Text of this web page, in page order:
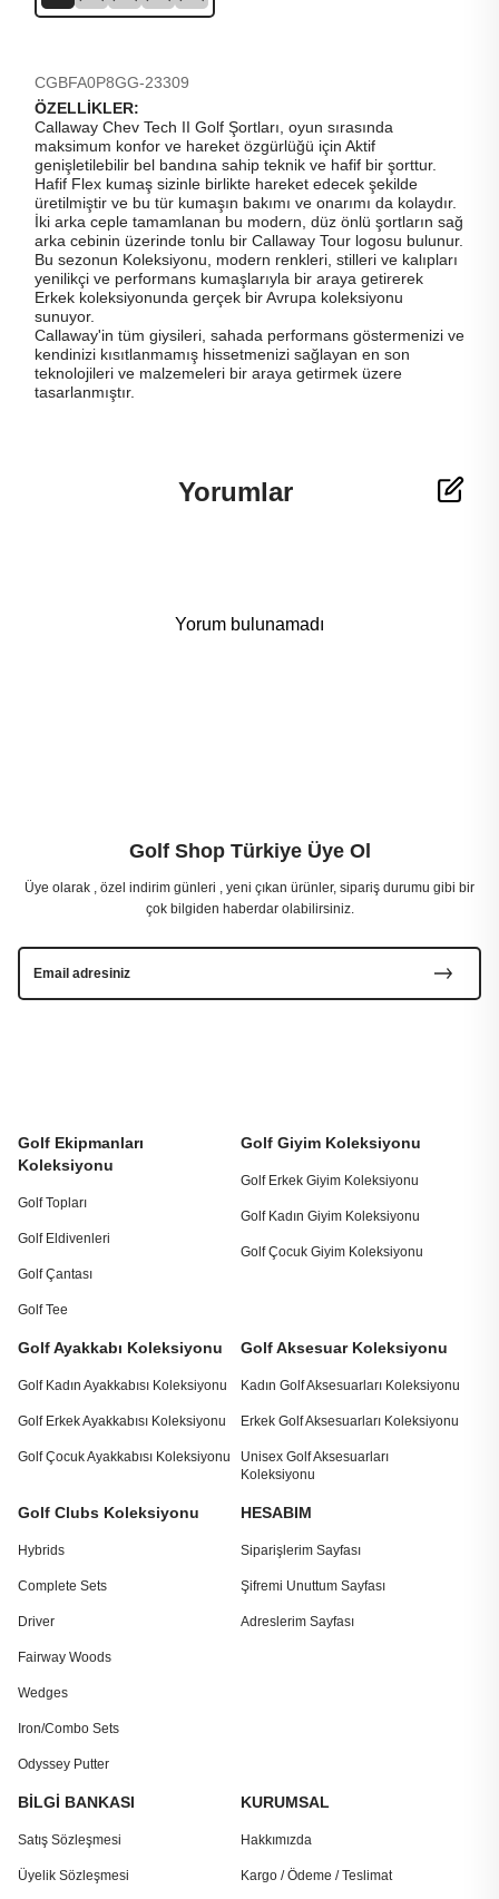
CGBFA0P8GG-23309
ÖZELLİKLER:
Callaway Chev Tech II Golf Şortları, oyun sırasında
maksimum konfor ve hareket özgürlüğü için Aktif
genişletilebilir bel bandına sahip teknik ve hafif bir şorttur.
Hafif Flex kumaş sizinle birlikte hareket edecek şekilde
üretilmiştir ve bu tür kumaşın bakımı ve onarımı da kolaydır.
İki arka ceple tamamlanan bu modern, düz önlü şortların sağ
arka cebinin üzerinde tonlu bir Callaway Tour logosu bulunur.
Bu sezonun Koleksiyonu, modern renkleri, stilleri ve kalıpları
yenilikçi ve performans kumaşlarıyla bir araya getirerek
Erkek koleksiyonunda gerçek bir Avrupa koleksiyonu
sunuyor.
Callaway'in tüm giysileri, sahada performans göstermenizi ve
kendinizi kısıtlanmamış hissetmenizi sağlayan en son
teknolojileri ve malzemeleri bir araya getirmek üzere
tasarlanmıştır.
Yorumlar
Yorum bulunamadı
Golf Ekipmanları
Koleksiyonu
Golf Topları
Golf Eldivenleri
Golf Çantası
Golf Tee
Golf Giyim Koleksiyonu
Golf Erkek Giyim Koleksiyonu
Golf Kadın Giyim Koleksiyonu
Golf Çocuk Giyim Koleksiyonu
Golf Ayakkabı Koleksiyonu
Golf Kadın Ayakkabısı Koleksiyonu
Golf Erkek Ayakkabısı Koleksiyonu
Golf Çocuk Ayakkabısı Koleksiyonu
Golf Aksesuar Koleksiyonu
Kadın Golf Aksesuarları Koleksiyonu
Erkek Golf Aksesuarları Koleksiyonu
Unisex Golf Aksesuarları
Koleksiyonu
Golf Clubs Koleksiyonu
Hybrids
Complete Sets
Driver
Fairway Woods
Wedges
Iron/Combo Sets
Odyssey Putter
HESABIM
Siparişlerim Sayfası
Şifremi Unuttum Sayfası
Adreslerim Sayfası
BİLGİ BANKASI
Satış Sözleşmesi
Üyelik Sözleşmesi
KURUMSAL
Hakkımızda
Kargo / Ödeme / Teslimat
Golf Shop Türkiye Üye Ol
Üye olarak , özel indirim günleri , yeni çıkan ürünler, sipariş durumu gibi bir
çok bilgiden haberdar olabilirsiniz.